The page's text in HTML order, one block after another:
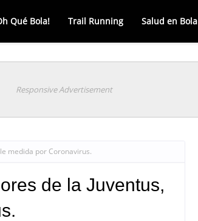
Qué Bola! Trail Running Salud en Bola
Responsive Advertisement
medida por Coronavirus.
de la Juventus,